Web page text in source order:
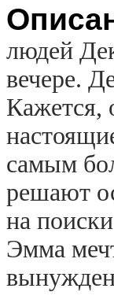
людей
вечере.
Кажется,
самым
решают
на
Эмма